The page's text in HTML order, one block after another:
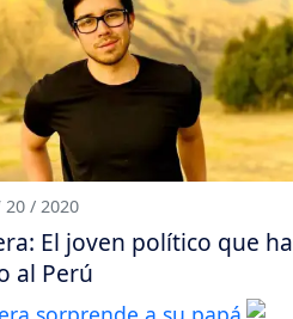
20 / 2020
El joven político que ha
al Perú